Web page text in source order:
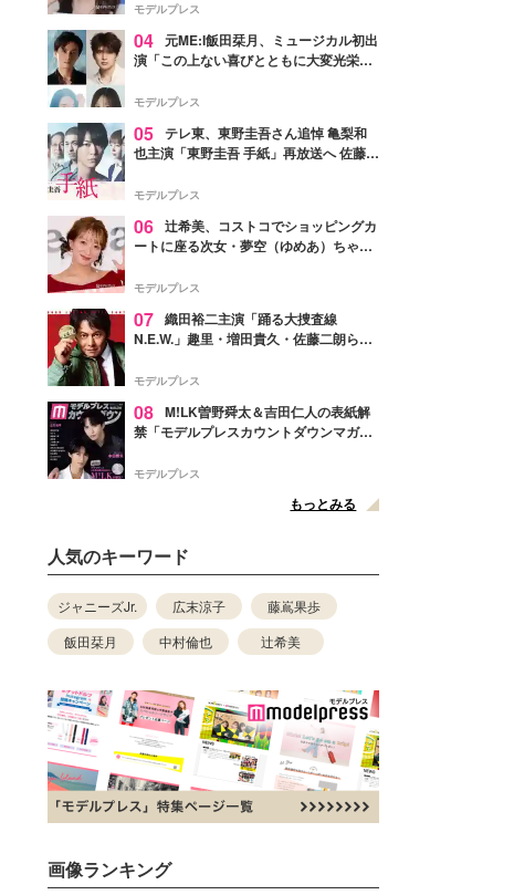
モデルプレス
04 元ME:I飯田栞月、ミュージカル初出
演「この上ない喜びとともに大変光栄」
ャスト発表
モデルプレス
05 テレ東、東野圭吾さん追悼 亀梨和
也主演「東野圭吾 手紙」再放送へ 佐藤隆
モデルプレス
06 辻希美、コストコでショッピングカ
ートに座る次女・夢空（ゆめあ）ちゃん
ぎ」「成長を感じる」の声
モデルプレス
07 織田裕二主演「踊る大捜査線
N.E.W.」趣里・増田貴久・佐藤二朗ら新
徴する“謎のキーワード”も
モデルプレス
08 M!LK曽野舜太＆吉田仁人の表紙解
禁「モデルプレスカウントダウンマガジ
モデルプレス
もっとみる
人気のキーワード
ジャニーズJr. 広末涼子
藤嶌果歩
飯田栞月
中村倫也 辻希美
画像ランキング